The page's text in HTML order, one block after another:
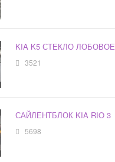
KIA K5 СТЕКЛО ЛОБОВОЕ
3521
САЙЛЕНТБЛОК KIA RIO 3
5698